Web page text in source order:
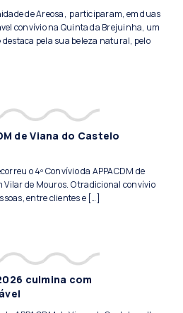
de Areosa, participaram, em duas
convívio na Quinta da Brejuinha, um
destaca pela sua beleza natural, pelo
de Viana do Castelo
o 4º Convívio da APPACDM de
Vilar de Mouros. O tradicional convívio
entre clientes e […]
culmina com